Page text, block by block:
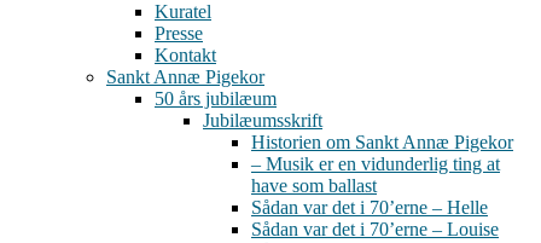
Kuratel
Presse
Kontakt
Sankt Annæ Pigekor
50 års jubilæum
Jubilæumsskrift
Historien om Sankt Annæ Pigekor
– Musik er en vidunderlig ting at
have som ballast
Sådan var det i 70’erne – Helle
Sådan var det i 70’erne – Louise